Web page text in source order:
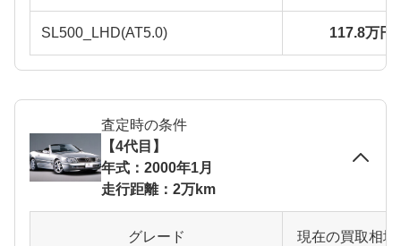
SL500_LHD(AT5.0) 117.8万円
査定時の条件
【4代目】
年式：2000年1月
走行距離：2万km
グレード 現在の買取相